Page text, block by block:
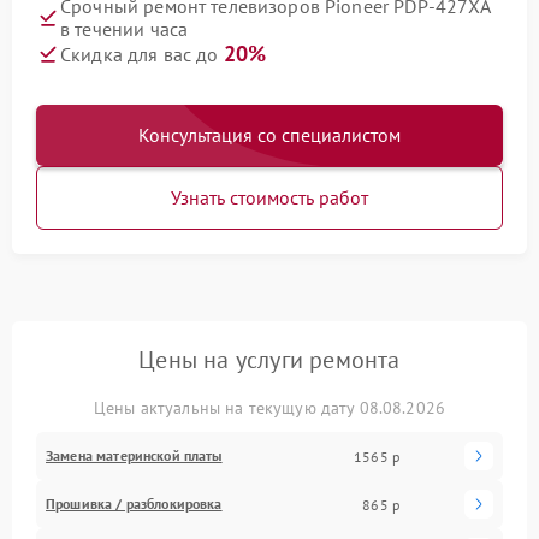
Срочный ремонт телевизоров Pioneer PDP-427XA
в течении часа
Скидка для вас до 20%
Консультация со специалистом
Узнать стоимость работ
Цены на услуги ремонта
Цены актуальны на текущую дату 08.08.2026
Замена материнской платы 1565 р
Прошивка / разблокировка 865 р